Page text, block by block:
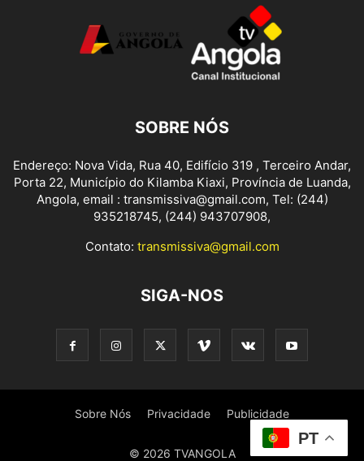
SOBRE NÓS
Endereço: Nova Vida, Rua 40, Edifício 319 , Terceiro Andar,
Porta 22, Município do Kilamba Kiaxi, Província de Luanda,
Angola, email : transmissiva@gmail.com, Tel: (244)
935218745, (244) 943707908,
Contato: transmissiva@gmail.com
SIGA-NOS
Sobre Nós Privacidade Publicidade
© 2026 TVANGOLA
PT